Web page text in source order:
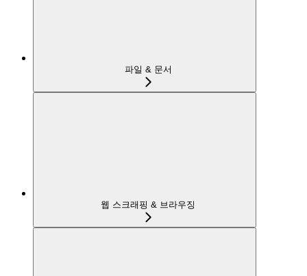
파일 & 문서
웹 스크래핑 & 브라우징